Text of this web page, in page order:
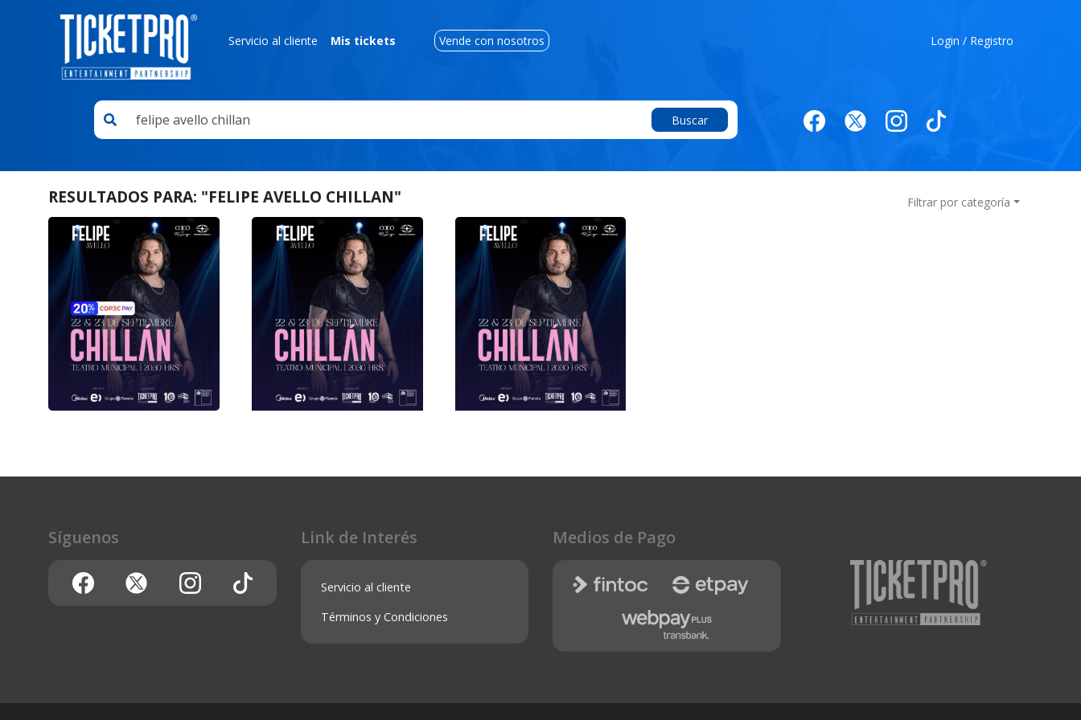
Servicio al cliente Mis tickets Vende con nosotros Login / Registro
Buscar
RESULTADOS PARA: "FELIPE AVELLO CHILLAN" Filtrar por categoría
CHILLAN
Teatro Municipal De Chillan
22 septiembre 2026
SEPTIEMBRE -
MAYORES DE 18 AÑOS
Teatro Municipal De Chillan
22 septiembre 2026
MAYORES DE 18 AÑOS
Síguenos Link de Interés
Servicio al cliente
Términos y Condiciones
Medios de Pago